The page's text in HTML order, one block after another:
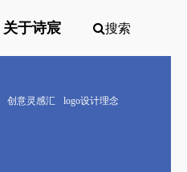
关于诗宸 搜索
创意灵感汇
logo设计理念